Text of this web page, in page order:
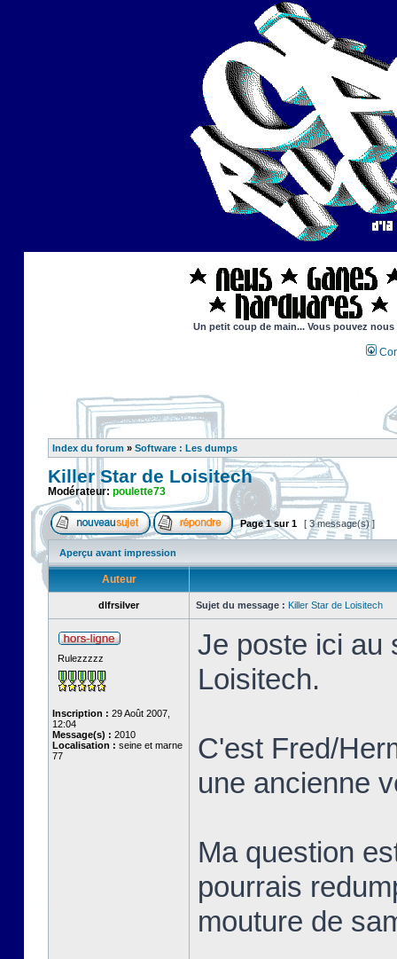
Un petit coup de main... Vous pouvez
Index du forum » Software : Les dumps
Killer Star de Loisitech
Modérateur: poulette73
Page1sur1 [ 3 message(s) ]
Aperçu avant impression
Auteur
dlfrsilver Sujet du message : Killer Star de Loisitech
Rulezzzzz
Inscription : 29 Août 2007,
12:04
Message(s) : 2010
Localisation : seine et marne
77
Je poste ici au
Loisitech.
C'est Fred/
une ancienne
Ma question
pourrais
mouture de